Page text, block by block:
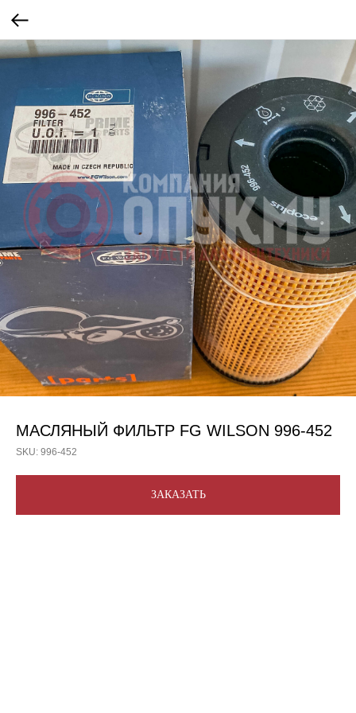
МАСЛЯНЫЙ ФИЛЬТР FG WILSON 996-452
SKU: 996-452
ЗАКАЗАТЬ